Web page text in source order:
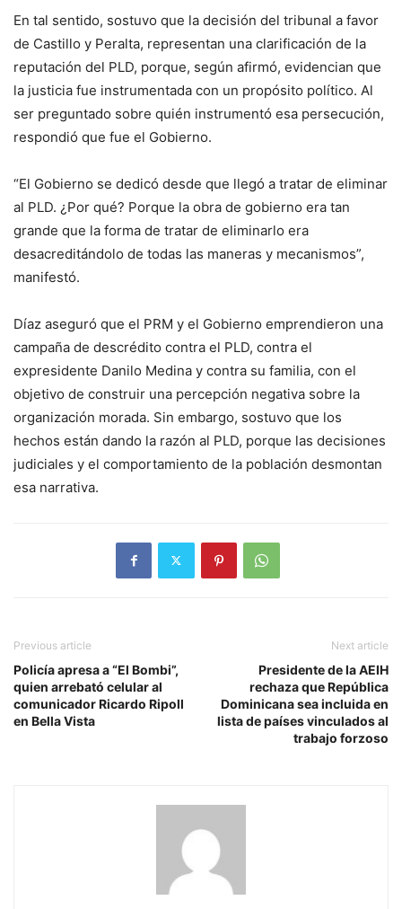
En tal sentido, sostuvo que la decisión del tribunal a favor
de Castillo y Peralta, representan una clarificación de la
reputación del PLD, porque, según afirmó, evidencian que
la justicia fue instrumentada con un propósito político. Al
ser preguntado sobre quién instrumentó esa persecución,
respondió que fue el Gobierno.
“El Gobierno se dedicó desde que llegó a tratar de eliminar
al PLD. ¿Por qué? Porque la obra de gobierno era tan
grande que la forma de tratar de eliminarlo era
desacreditándolo de todas las maneras y mecanismos”,
manifestó.
Díaz aseguró que el PRM y el Gobierno emprendieron una
campaña de descrédito contra el PLD, contra el
expresidente Danilo Medina y contra su familia, con el
objetivo de construir una percepción negativa sobre la
organización morada. Sin embargo, sostuvo que los
hechos están dando la razón al PLD, porque las decisiones
judiciales y el comportamiento de la población desmontan
esa narrativa.
Previous article
Policía apresa a “El Bombi”,
quien arrebató celular al
comunicador Ricardo Ripoll
en Bella Vista
Next article
Presidente de la AEIH
rechaza que República
Dominicana sea incluida en
lista de países vinculados al
trabajo forzoso